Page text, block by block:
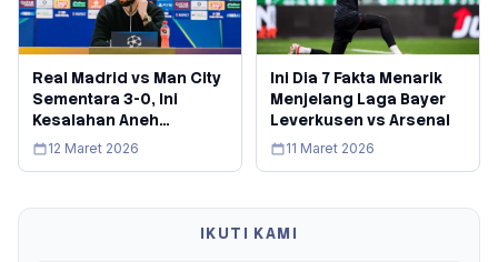
Real Madrid vs Man City
Sementara 3-0, Ini
Kesalahan Aneh
Gianluigi Donnarumma
12 Maret 2026
Ini Dia 7 Fakta Menarik
Menjelang Laga Bayer
Leverkusen vs Arsenal
11 Maret 2026
IKUTI KAMI